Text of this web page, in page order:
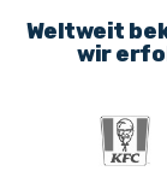
Weltweit
wir